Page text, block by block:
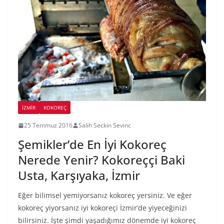
İZMIR KOKOREÇ
25 Temmuz 2016 Salih Seckin Sevinc
Şemikler’de En İyi Kokoreç
Nerede Yenir? Kokoreççi Baki
Usta, Karşıyaka, İzmir
Eğer bilimsel yemiyorsanız kokoreç yersiniz. Ve eğer
kokoreç yiyorsanız iyi kokoreçi İzmir’de yiyeceğinizi
bilirsiniz. İşte şimdi yaşadığımız dönemde iyi kokoreç